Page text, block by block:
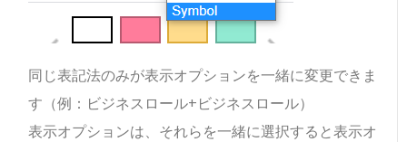
同じ表記法のみが表示オプションを一緒に変更できま
す（例：ビジネスロール+ビジネスロール）
表示オプションは、それらを一緒に選択すると表示オ